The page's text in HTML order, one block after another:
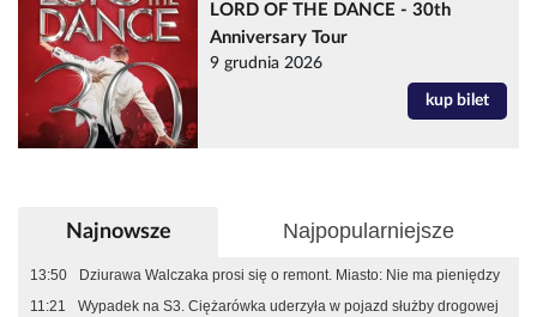
LORD OF THE DANCE - 30th
Anniversary Tour
9 grudnia 2026
kup bilet
Najnowsze Najpopularniejsze
13:50
Dziurawa Walczaka prosi się o remont. Miasto: Nie ma pieniędzy
11:21
Wypadek na S3. Ciężarówka uderzyła w pojazd służby drogowej